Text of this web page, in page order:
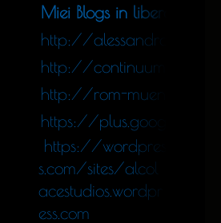
Miei Blogs in libera
http://
http://
http://rom-
https://
https://wordpres
s.com/sites/alcol
acestudios.wordpr
ess.com